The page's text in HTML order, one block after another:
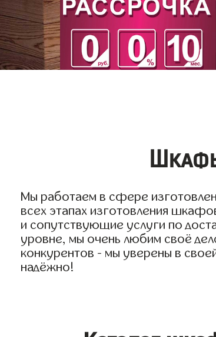
Мы работаем в сфере
всех этапах изготовления
и сопутствующие услуги по
уровне, мы очень любим своё
конкурентов - мы уверены в
надёжно!